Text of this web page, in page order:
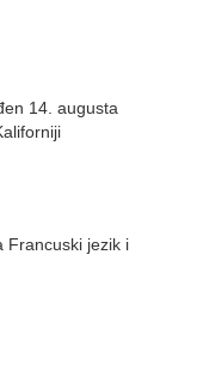
14. augusta
Francuski jezik i